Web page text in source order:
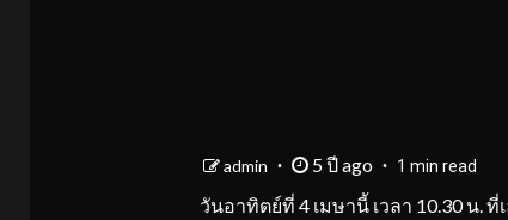
admin 5 ปี ago 1 min read
วันอาทิตย์ที่ 4 เมษานี้ เวลา 10.30 น.